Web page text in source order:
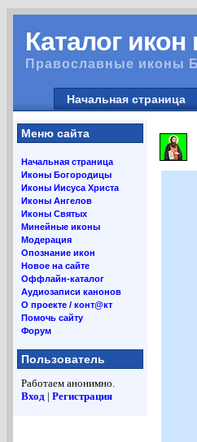
Каталог
Православные иконы
Начальная страница
Меню сайта
Начальная страница
Иконы Богородицы
Иконы Иисуса Христа
Иконы Ангелов
Иконы Святых
Минейные иконы
Модерация
Опознание икон
Новое на сайте
Оффлайн-каталог
Аудиозаписи канонов
О проекте / конт@кт
Помочь сайту
Форум
Пользователь
Работаем анонимно.
Вход | Регистрация